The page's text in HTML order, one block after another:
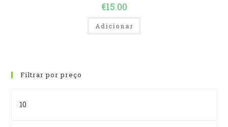
€15.00
Adicionar
Filtrar por preço
mínimo